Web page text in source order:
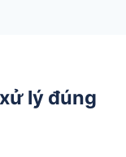
lý đúng